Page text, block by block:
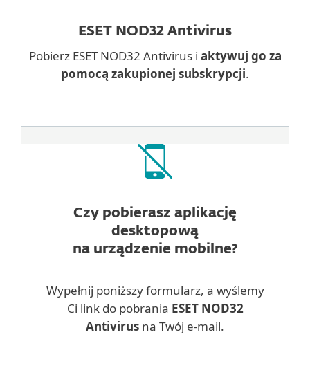
ESET NOD32 Antivirus
Pobierz ESET NOD32 Antivirus i aktywuj go za
pomocą zakupionej subskrypcji.
Czy pobierasz aplikację
desktopową
na urządzenie mobilne?
Wypełnij poniższy formularz, a wyślemy
Ci link do pobrania ESET NOD32
Antivirus na Twój e-mail.